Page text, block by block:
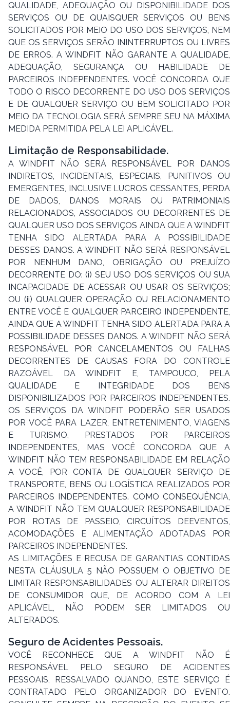
QUALIDADE, ADEQUAÇÃO OU DISPONIBILIDADE DOS
SERVIÇOS OU DE QUAISQUER SERVIÇOS OU BENS
SOLICITADOS POR MEIO DO USO DOS SERVIÇOS, NEM
QUE OS SERVIÇOS SERÃO ININTERRUPTOS OU LIVRES
DE ERROS. A WINDFIT NÃO GARANTE A QUALIDADE,
ADEQUAÇÃO, SEGURANÇA OU HABILIDADE DE
PARCEIROS INDEPENDENTES. VOCÊ CONCORDA QUE
TODO O RISCO DECORRENTE DO USO DOS SERVIÇOS
E DE QUALQUER SERVIÇO OU BEM SOLICITADO POR
MEIO DA TECNOLOGIA SERÁ SEMPRE SEU NA MÁXIMA
MEDIDA PERMITIDA PELA LEI APLICÁVEL.
Limitação de Responsabilidade.
A WINDFIT NÃO SERÁ RESPONSÁVEL POR DANOS
INDIRETOS, INCIDENTAIS, ESPECIAIS, PUNITIVOS OU
EMERGENTES, INCLUSIVE LUCROS CESSANTES, PERDA
DE DADOS, DANOS MORAIS OU PATRIMONIAIS
RELACIONADOS, ASSOCIADOS OU DECORRENTES DE
QUALQUER USO DOS SERVIÇOS AINDA QUE A WINDFIT
TENHA SIDO ALERTADA PARA A POSSIBILIDADE
DESSES DANOS. A WINDFIT NÃO SERÁ RESPONSÁVEL
POR NENHUM DANO, OBRIGAÇÃO OU PREJUÍZO
DECORRENTE DO: (i) SEU USO DOS SERVIÇOS OU SUA
INCAPACIDADE DE ACESSAR OU USAR OS SERVIÇOS;
OU (ii) QUALQUER OPERAÇÃO OU RELACIONAMENTO
ENTRE VOCÊ E QUALQUER PARCEIRO INDEPENDENTE,
AINDA QUE A WINDFIT TENHA SIDO ALERTADA PARA A
POSSIBILIDADE DESSES DANOS. A WINDFIT NÃO SERÁ
RESPONSÁVEL POR CANCELAMENTOS OU FALHAS
DECORRENTES DE CAUSAS FORA DO CONTROLE
RAZOÁVEL DA WINDFIT E, TAMPOUCO, PELA
QUALIDADE E INTEGRIDADE DOS BENS
DISPONIBILIZADOS POR PARCEIROS INDEPENDENTES.
OS SERVIÇOS DA WINDFIT PODERÃO SER USADOS
POR VOCÊ PARA LAZER, ENTRETENIMENTO, VIAGENS
E TURISMO, PRESTADOS POR PARCEIROS
INDEPENDENTES, MAS VOCÊ CONCORDA QUE A
WINDFIT NÃO TEM RESPONSABILIDADE EM RELAÇÃO
A VOCÊ, POR CONTA DE QUALQUER SERVIÇO DE
TRANSPORTE, BENS OU LOGÍSTICA REALIZADOS POR
PARCEIROS INDEPENDENTES. COMO CONSEQUÊNCIA,
A WINDFIT NÃO TEM QUALQUER RESPONSABILIDADE
POR ROTAS DE PASSEIO, CIRCUÍTOS DEEVENTOS,
ACOMODAÇÕES E ALIMENTAÇÃO ADOTADAS POR
PARCEIROS INDEPENDENTES.
AS LIMITAÇÕES E RECUSA DE GARANTIAS CONTIDAS
NESTA CLÁUSULA 5 NÃO POSSUEM O OBJETIVO DE
LIMITAR RESPONSABILIDADES OU ALTERAR DIREITOS
DE CONSUMIDOR QUE, DE ACORDO COM A LEI
APLICÁVEL, NÃO PODEM SER LIMITADOS OU
ALTERADOS.
Seguro de Acidentes Pessoais.
VOCÊ RECONHECE QUE A WINDFIT NÃO É
RESPONSÁVEL PELO SEGURO DE ACIDENTES
PESSOAIS, RESSALVADO QUANDO, ESTE SERVIÇO É
CONTRATADO PELO ORGANIZADOR DO EVENTO.